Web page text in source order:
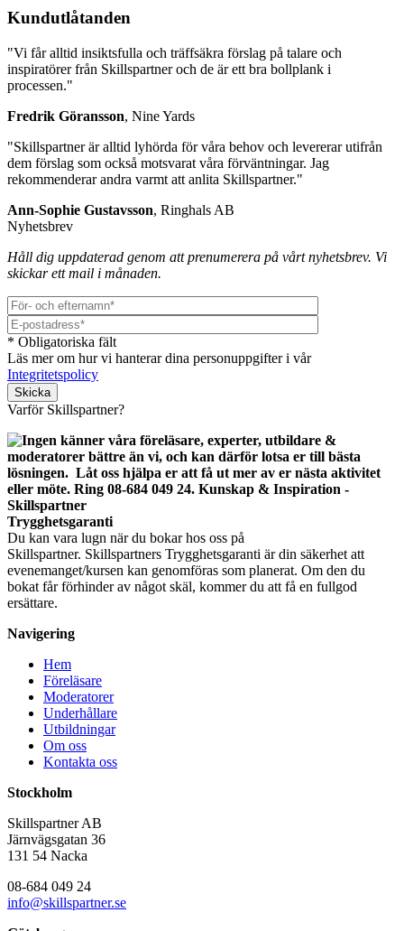
Kundutlåtanden
"Vi får alltid insiktsfulla och träffsäkra förslag på talare och
inspiratörer från Skillspartner och de är ett bra bollplank i
processen."
Fredrik Göransson, Nine Yards
"Skillspartner är alltid lyhörda för våra behov och levererar utifrån
dem förslag som också motsvarat våra förväntningar. Jag
rekommenderar andra varmt att anlita Skillspartner."
Ann-Sophie Gustavsson, Ringhals AB
Nyhetsbrev
Håll dig uppdaterad genom att prenumerera på vårt nyhetsbrev. Vi
skickar ett mail i månaden.
* Obligatoriska fält
Läs mer om hur vi hanterar dina personuppgifter i vår
Integritetspolicy
Lämna detta fält tomt.
Varför Skillspartner?
Trygghetsgaranti
Du kan vara lugn när du bokar hos oss på
Skillspartner. Skillspartners Trygghetsgaranti är din säkerhet att
evenemanget/kursen kan genomföras som planerat. Om den du
bokat får förhinder av något skäl, kommer du att få en fullgod
ersättare.
Navigering
Hem
Föreläsare
Moderatorer
Underhållare
Utbildningar
Om oss
Kontakta oss
Stockholm
Skillspartner AB
Järnvägsgatan 36
131 54 Nacka
08-684 049 24
info@skillspartner.se